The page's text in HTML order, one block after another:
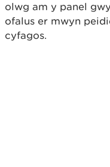
olwg am y panel
ofalus er mwyn
cyfagos.